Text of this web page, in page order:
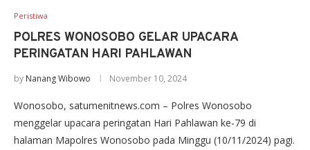
Peristiwa
POLRES WONOSOBO GELAR UPACARA
PERINGATAN HARI PAHLAWAN
by Nanang Wibowo November 10, 2024
Wonosobo, satumenitnews.com – Polres Wonosobo
menggelar upacara peringatan Hari Pahlawan ke-79 di
halaman Mapolres Wonosobo pada Minggu (10/11/2024) pagi.